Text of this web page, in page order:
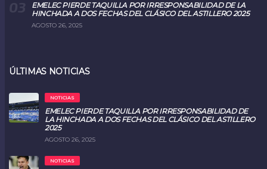
EMELEC PIERDE TAQUILLA POR IRRESPONSABILIDAD DE LA
HINCHADA A DOS FECHAS DEL CLÁSICO DEL ASTILLERO 2025
AGOSTO 26, 2025
ÚLTIMAS NOTICIAS
NOTICIAS
EMELEC PIERDE TAQUILLA POR IRRESPONSABILIDAD DE
LA HINCHADA A DOS FECHAS DEL CLÁSICO DEL ASTILLERO
2025
AGOSTO 26, 2025
NOTICIAS